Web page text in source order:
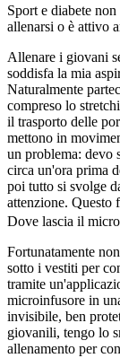
Sport e diabete
allenarsi o è attivo
Allenare i giovani
soddisfa la mia
Naturalmente
compreso lo
il trasporto delle
mettono in
un problema: devo
circa un'ora prima
poi tutto si svolge
attenzione. Questo
Dove lascia il
Fortunatamente
sotto i vestiti per
tramite
microinfusore in
invisibile, ben
giovanili, tengo lo
allenamento per